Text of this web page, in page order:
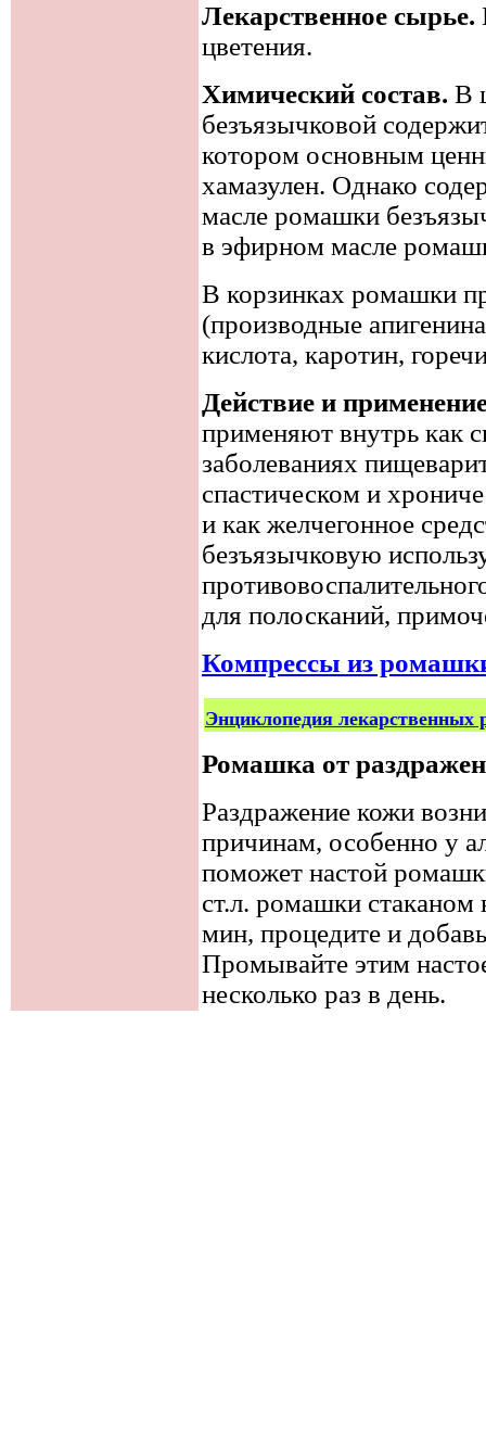
Лекарственное сырье.
цветения.
Химический состав. В
безъязычковой
котором основным
хамазулен. Однако
масле ромашки
в эфирном масле
В корзинках ромашки
(производные
кислота, каротин,
Действие и
применяют внутрь как
заболеваниях
спастическом и
и как желчегонное
безъязычковую
для полосканий,
Компрессы из
Энциклопедия лекарственных
Ромашка от
Раздражение кожи
причинам, особенно у
поможет настой
ст.л. ромашки стаканом
мин, процедите и
Промывайте этим
несколько раз в день.